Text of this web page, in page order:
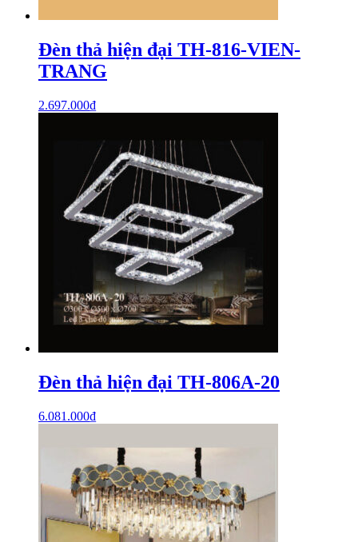
Đèn thả hiện đại TH-816-VIEN-
TRANG
2.697.000₫
Đèn thả hiện đại TH-806A-20
6.081.000₫